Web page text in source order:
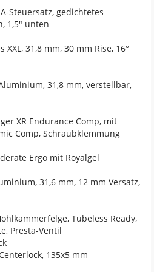
Steuersatz, gedichtetes
1,5" unten
XXL, 31,8 mm, 30 mm Rise, 16°
31,8 mm, verstellbar,
XR Endurance Comp, mit
Comp, Schraubklemmung
Ergo mit Royalgel
31,6 mm, 12 mm Versatz,
Tubeless Ready,
Presta-Ventil
135x5 mm